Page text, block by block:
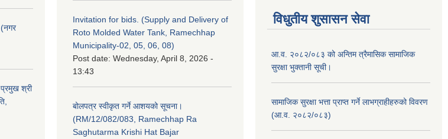
(नगर
श्री
Invitation for bids. (Supply and Delivery of
Roto Molded Water Tank, Ramechhap
Municipality-02, 05, 06, 08)
Post date: Wednesday, April 8, 2026 -
13:43
बोलपत्र स्वीकृत गर्ने आशयको सूचना।
(RM/12/082/083, Ramechhap Ra
Saghutarma Krishi Hat Bajar
विधुतीय शुसासन सेवा
आ.व. २०८२/०८३ को अन्तिम त्रैमासिक सामाजिक
सुरक्षा भुक्तानी सूची।
सामाजिक सुरक्षा भत्ता प्राप्त गर्ने लाभग्राहीहरुको विवरण
(आ.व. २०८२/०८३)